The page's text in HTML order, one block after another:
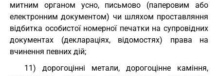
митним органом усно, письмово (паперовим або
електронним документом) чи шляхом проставляння
відбитка особистої номерної печатки на супровідних
документах (деклараціях, відомостях) права на
вчинення певних дій;
11) дорогоцінні метали, дорогоцінне каміння,